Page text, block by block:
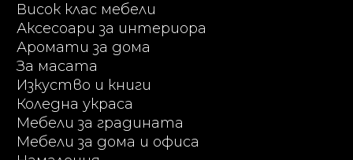
Висок клас мебели
Аксесоари за интериора
Аромати за дома
За масата
Изкуство и книги
Коледна украса
Мебели за градината
Мебели за дома и офиса